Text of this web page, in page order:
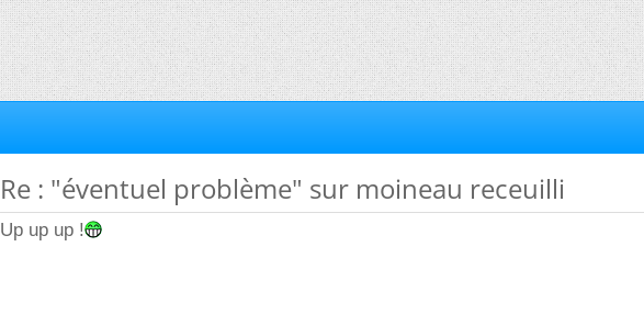
Re : "éventuel problème" sur moineau receuilli
Up up up !